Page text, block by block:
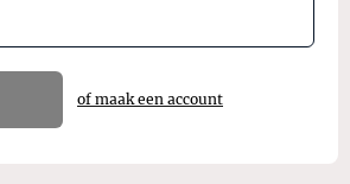
of maak een account